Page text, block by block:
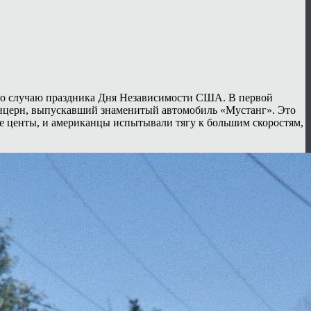
случаю праздника Дня Независимости США. В первой
выпускавший знаменитый автомобиль «Мустанг». Это
и американцы испытывали тягу к большим скоростям,